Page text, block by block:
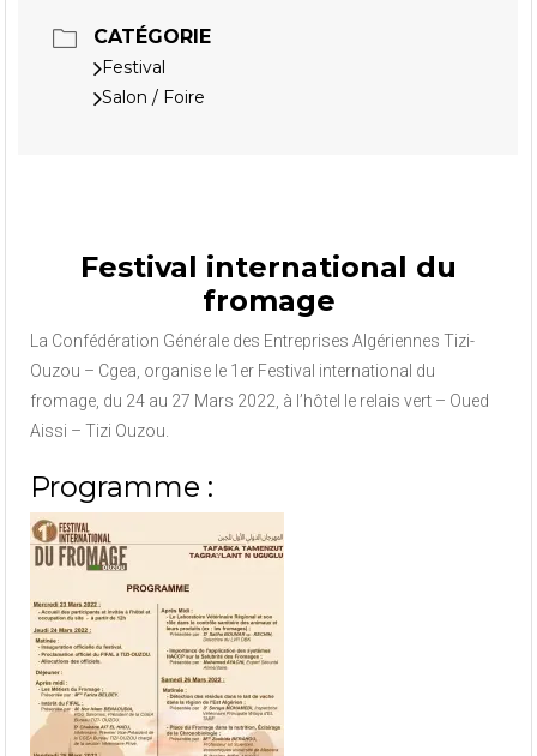
CATÉGORIE
Festival
Salon / Foire
Festival international du
fromage
La Confédération Générale des Entreprises Algériennes Tizi-
Ouzou – Cgea, organise le 1er Festival international du
fromage, du 24 au 27 Mars 2022, à l’hôtel le relais vert – Oued
Aissi – Tizi Ouzou.
Programme :